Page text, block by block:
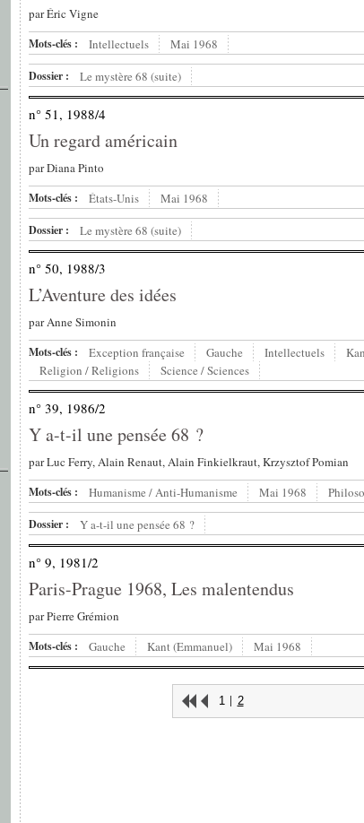
parÉric Vigne
Mots-clés : Intellectuels Mai 1968
Dossier : Le mystère 68 (suite)
n° 51, 1988/4
Un regard américain
parDiana Pinto
Mots-clés : États-Unis Mai 1968
Dossier : Le mystère 68 (suite)
n° 50, 1988/3
L’Aventure des idées
parAnne Simonin
Mots-clés : Exception française Gauche Intellectuels
Religion / Religions
Science / Sciences
n° 39, 1986/2
Y a-t-il une pensée 68 ?
parLuc Ferry, Alain Renaut, Alain Finkielkraut, Krzysztof Pomian
Mots-clés : Humanisme / Anti-Humanisme Mai 1968
Dossier : Y a-t-il une pensée 68 ?
n° 9, 1981/2
Paris-Prague 1968, Les malentendus
parPierre Grémion
Mots-clés : Gauche Kant (Emmanuel) Mai 1968
1 2